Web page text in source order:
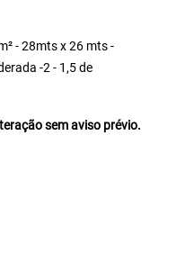
- 28mts x 26 mts -
-2 - 1,5 de
sem aviso prévio.